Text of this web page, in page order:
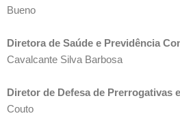
Bueno
Diretora de Saúde e Previdência
Cavalcante Silva Barbosa
Diretor de Defesa de Prerrogativas
Couto